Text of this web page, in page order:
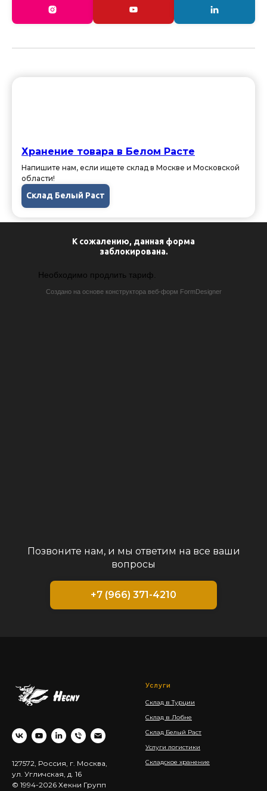
Хранение товара в Белом Расте
Напишите нам, если ищете склад в Москве и Московской
области!
Склад Белый Раст
Позвоните нам, и мы ответим на все ваши
вопросы
+7 (966) 371-4210
127572, Россия, г. Москва,
ул. Угличская, д. 16
© 1994-2026 Хекни Групп
Услуги
Склад в Турции
Склад в Лобне
Склад Белый Раст
Услуги логистики
Складское хранение